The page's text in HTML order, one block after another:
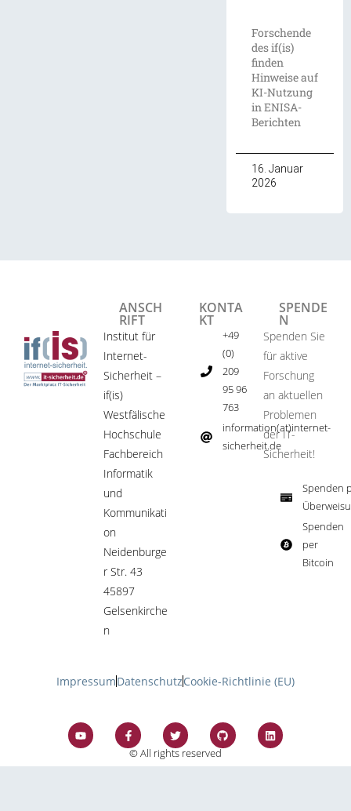
Forschende
des if(is)
finden
Hinweise auf
KI-Nutzung
in ENISA-
Berichten
16. Januar
2026
ANSCH
RIFT
Institut für
Internet-
Sicherheit –
if(is)
Westfälische
Hochschule
Fachbereich
Informatik
und
Kommunikati
on
Neidenburge
r Str. 43
45897
Gelsenkirche
n
KONTA
KT
+49
(0)
209
95 96
763
information(at)internet-
sicherheit.de ​
SPENDE
N
Spenden Sie
für aktive
Forschung
an aktuellen
Problemen
der IT-
Sicherheit!​
Spenden
Spenden
per
Bitcoin​
ImpressumDatenschutzCookie-Richtlinie (EU)
© All rights reserved